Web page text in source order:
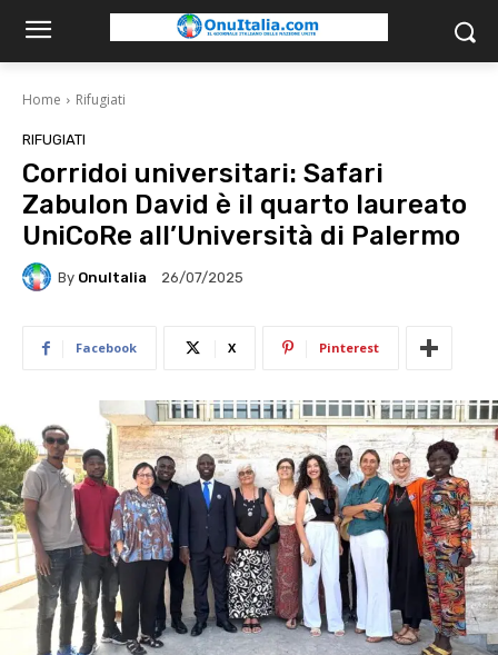
Home Rifugiati
RIFUGIATI
Corridoi universitari: Safari
Zabulon David è il quarto laureato
UniCoRe all’Università di Palermo
By OnuItalia 26/07/2025
Facebook X Pinterest